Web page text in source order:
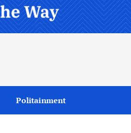
Politainment